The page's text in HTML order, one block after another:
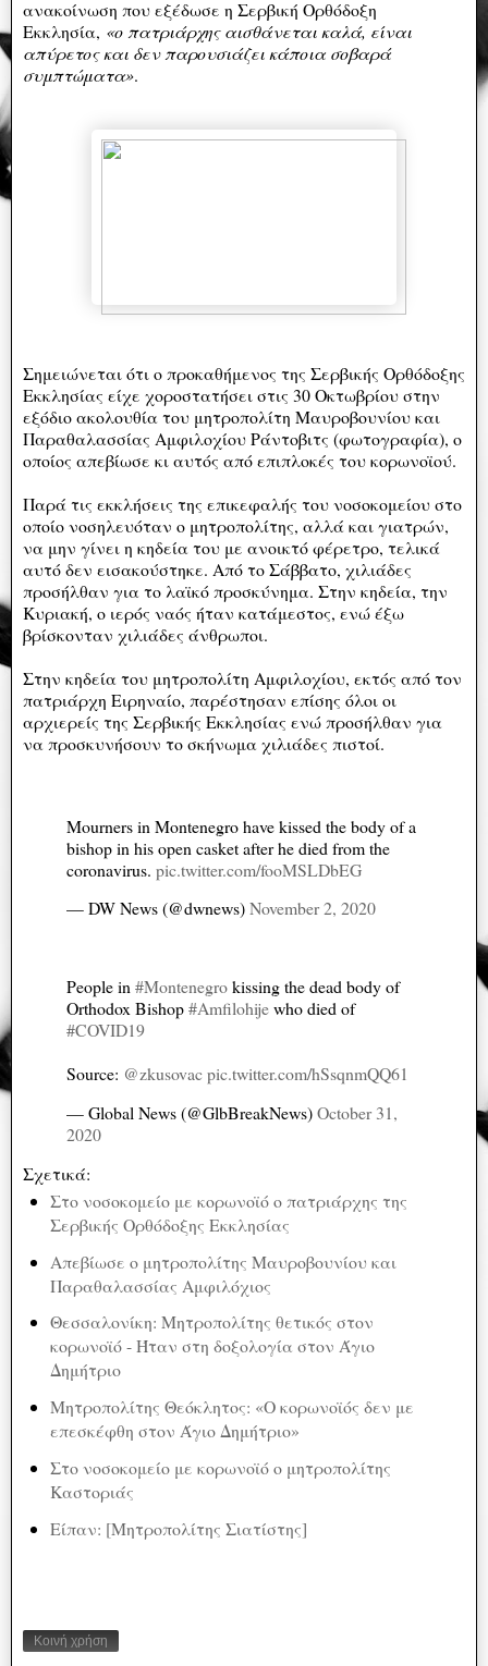
ανακοίνωση που εξέδωσε η Σερβική Ορθόδοξη
Εκκλησία, «ο πατριάρχης αισθάνεται καλά, είναι
απύρετος και δεν παρουσιάζει κάποια σοβαρά
συμπτώματα».
Σημειώνεται ότι ο προκαθήμενος της Σερβικής Ορθόδοξης
Εκκλησίας είχε χοροστατήσει στις 30 Οκτωβρίου στην
εξόδιο ακολουθία του μητροπολίτη Μαυροβουνίου και
Παραθαλασσίας Αμφιλοχίου Ράντοβιτς (φωτογραφία), ο
οποίος απεβίωσε κι αυτός από επιπλοκές του κορωνοϊού.
Παρά τις εκκλήσεις της επικεφαλής του νοσοκομείου στο
οποίο νοσηλευόταν ο μητροπολίτης, αλλά και γιατρών,
να μην γίνει η κηδεία του με ανοικτό φέρετρο, τελικά
αυτό δεν εισακούστηκε. Από το Σάββατο, χιλιάδες
προσήλθαν για το λαϊκό προσκύνημα. Στην κηδεία, την
Κυριακή, ο ιερός ναός ήταν κατάμεστος, ενώ έξω
βρίσκονταν χιλιάδες άνθρωποι.
Στην κηδεία του μητροπολίτη Αμφιλοχίου, εκτός από τον
πατριάρχη Ειρηναίο, παρέστησαν επίσης όλοι οι
αρχιερείς της Σερβικής Εκκλησίας ενώ προσήλθαν για
να προσκυνήσουν το σκήνωμα χιλιάδες πιστοί.
Mourners in Montenegro have kissed the body of a
bishop in his open casket after he died from the
coronavirus. pic.twitter.com/fooMSLDbEG
— DW News (@dwnews)November 2, 2020
People in #Montenegrokissing the dead body of
Orthodox Bishop#Amfilohijewho died of
#COVID19
Source: @zkusovacpic.twitter.com/hSsqnmQQ61
— Global News (@GlbBreakNews)October 31,
2020
Σχετικά:
Στο νοσοκομείο με κορωνοϊό ο πατριάρχης της
Σερβικής Ορθόδοξης Εκκλησίας
Απεβίωσε ο μητροπολίτης Μαυροβουνίου και
Παραθαλασσίας Αμφιλόχιος
Θεσσαλονίκη: Μητροπολίτης θετικός στον
κορωνοϊό - Ήταν στη δοξολογία στον Άγιο
Δημήτριο
Μητροπολίτης Θεόκλητος: «Ο κορωνοϊός δεν με
επεσκέφθη στον Άγιο Δημήτριο»
Στο νοσοκομείο με κορωνοϊό ο μητροπολίτης
Καστοριάς
Είπαν: [Μητροπολίτης Σιατίστης]
Κοινή χρήση